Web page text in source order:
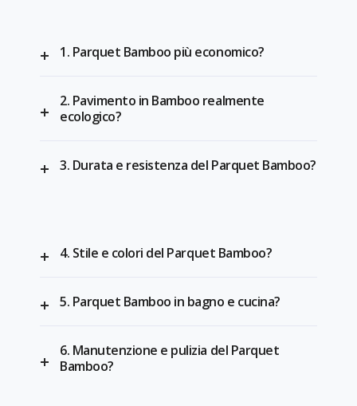
1. Parquet Bamboo più economico?
2. Pavimento in Bamboo realmente
ecologico?
3. Durata e resistenza del Parquet Bamboo?
4. Stile e colori del Parquet Bamboo?
5. Parquet Bamboo in bagno e cucina?
6. Manutenzione e pulizia del Parquet
Bamboo?